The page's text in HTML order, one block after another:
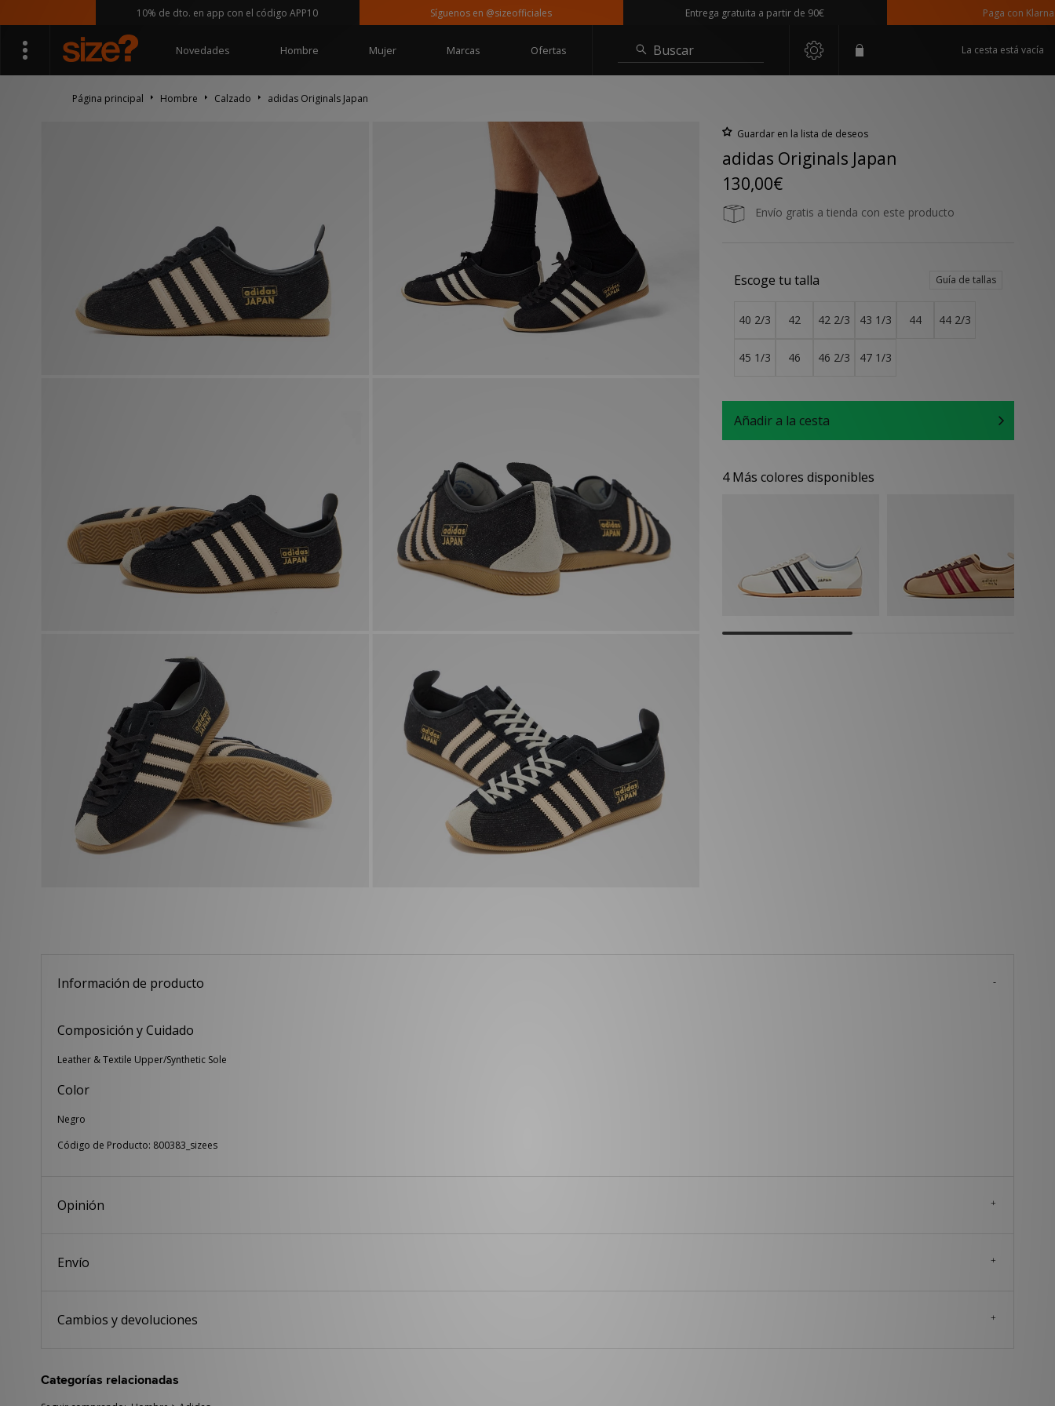
10% de dto. en app con el código APP10 Síguenos en @sizeofficiales Entrega gratuita a partir de 90€ Paga con Klarna
Novedades Hombre Mujer Marcas Ofertas Buscar La cesta está vacía
Página principal Hombre Calzado adidas Originals Japan
Guardar en la lista de deseos
adidas Originals Japan
130,00€
Envío gratis a tienda con este producto
Escoge tu talla Guía de tallas
40 2/3 42 42 2/3 43 1/3 44 44 2/3
45 1/3 46 46 2/3 47 1/3
Añadir a la cesta
4 Más colores disponibles
Información de producto
Composición y Cuidado
Leather & Textile Upper/Synthetic Sole
Color
Negro
Código de Producto: 800383_sizees
Opinión
Envío
Cambios y devoluciones
Categorías relacionadas